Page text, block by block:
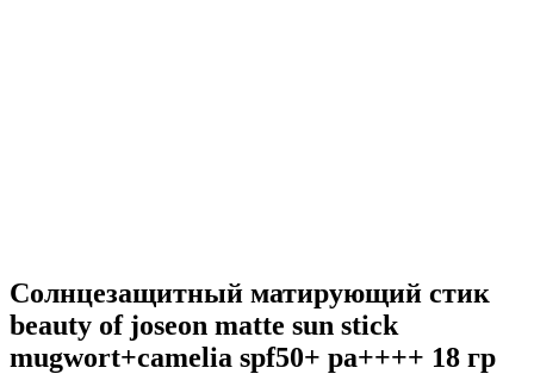
Cолнцезащитный матирующий стик
beauty of joseon matte sun stick
mugwort+camelia spf50+ pa++++ 18 гр